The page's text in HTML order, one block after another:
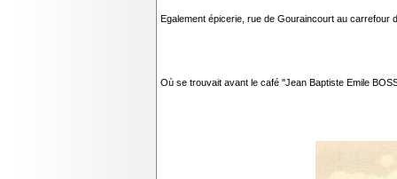
Egalement épicerie, rue de Gouraincourt au carrefour
Où se trouvait avant le café "Jean Baptiste Emile